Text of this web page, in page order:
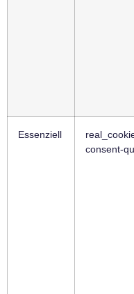
Essenziell
consent-